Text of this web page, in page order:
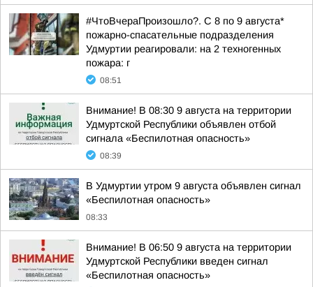
#ЧтоВчераПроизошло?. С 8 по 9 августа*
пожарно-спасательные подразделения
Удмуртии реагировали: на 2 техногенных
пожара: г
08:51
Внимание! В 08:30 9 августа на территории
Удмуртской Республики объявлен отбой
сигнала «Беспилотная опасность»
08:39
В Удмуртии утром 9 августа объявлен сигнал
«Беспилотная опасность»
08:33
Внимание! В 06:50 9 августа на территории
Удмуртской Республики введен сигнал
«Беспилотная опасность»